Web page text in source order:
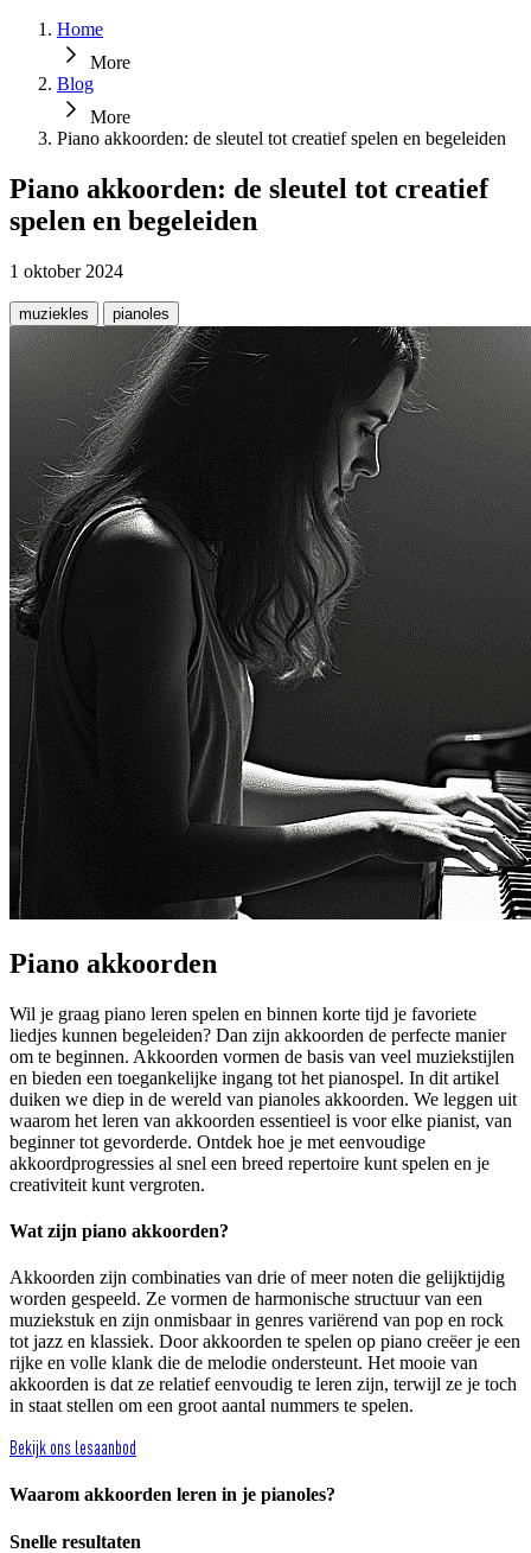
Home
More
Blog
More
Piano akkoorden: de sleutel tot creatief spelen en begeleiden
Piano akkoorden: de sleutel tot creatief
spelen en begeleiden
1 oktober 2024
muziekles pianoles
Piano akkoorden
Wil je graag piano leren spelen en binnen korte tijd je favoriete
liedjes kunnen begeleiden? Dan zijn akkoorden de perfecte manier
om te beginnen. Akkoorden vormen de basis van veel muziekstijlen
en bieden een toegankelijke ingang tot het pianospel. In dit artikel
duiken we diep in de wereld van pianoles akkoorden. We leggen uit
waarom het leren van akkoorden essentieel is voor elke pianist, van
beginner tot gevorderde. Ontdek hoe je met eenvoudige
akkoordprogressies al snel een breed repertoire kunt spelen en je
creativiteit kunt vergroten.
Wat zijn piano akkoorden?
Akkoorden zijn combinaties van drie of meer noten die gelijktijdig
worden gespeeld. Ze vormen de harmonische structuur van een
muziekstuk en zijn onmisbaar in genres variërend van pop en rock
tot jazz en klassiek. Door akkoorden te spelen op piano creëer je een
rijke en volle klank die de melodie ondersteunt. Het mooie van
akkoorden is dat ze relatief eenvoudig te leren zijn, terwijl ze je toch
in staat stellen om een groot aantal nummers te spelen.
Bekijk ons lesaanbod
Waarom akkoorden leren in je pianoles?
Snelle resultaten